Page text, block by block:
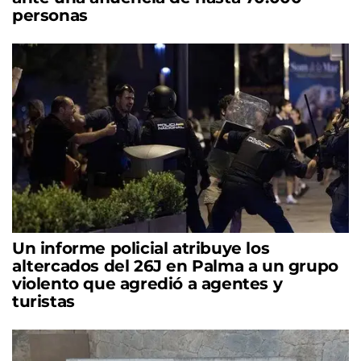
personas
Un informe policial atribuye los
altercados del 26J en Palma a un grupo
violento que agredió a agentes y
turistas